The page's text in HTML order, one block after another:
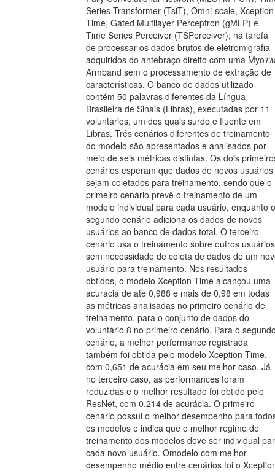
Series Transformer (TsiT), Omni-scale, Xception
Time, Gated Multilayer Perceptron (gMLP) e
Time Series Perceiver (TSPerceiver); na tarefa
de processar os dados brutos de eletromigrafia
adquiridos do antebraço direito com uma
Armband sem o processamento de extração de
características. O banco de dados utilizado
contém 50 palavras diferentes da Língua
Brasileira de Sinais (Libras), executadas por 11
voluntários, um dos quais surdo e fluente em
Libras. Três cenários diferentes de treinamento
do modelo são apresentados e analisados por
meio de seis métricas distintas. Os dois
cenários esperam que dados de novos usuários
sejam coletados para treinamento, sendo que o
primeiro cenário prevê o treinamento de um
modelo individual para cada usuário, enquanto o
segundo cenário adiciona os dados de novos
usuários ao banco de dados total. O terceiro
cenário usa o treinamento sobre outros
sem necessidade de coleta de dados de um
usuário para treinamento. Nos resultados
obtidos, o modelo Xception Time alcançou uma
acurácia de até 0,988 e mais de 0,98 em todas
as métricas analisadas no primeiro cenário de
treinamento, para o conjunto de dados do
voluntário 8 no primeiro cenário. Para o
cenário, a melhor performance registrada
também foi obtida pelo modelo Xception Time,
com 0,651 de acurácia em seu melhor caso. Já
no terceiro caso, as performances foram
reduzidas e o melhor resultado foi obtido pelo
ResNet, com 0,214 de acurácia. O primeiro
cenário possui o melhor desempenho para
os modelos e indica que o melhor regime de
treinamento dos modelos deve ser individual
cada novo usuário. Omodelo com melhor
desempenho médio entre cenários foi o